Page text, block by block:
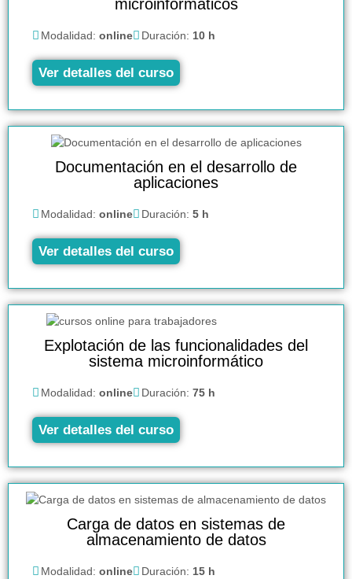
microinformáticos
Modalidad: online Duración: 10 h
Ver detalles del curso
Documentación en el desarrollo de
aplicaciones
Modalidad: online Duración: 5 h
Ver detalles del curso
Explotación de las funcionalidades del
sistema microinformático
Modalidad: online Duración: 75 h
Ver detalles del curso
Carga de datos en sistemas de
almacenamiento de datos
Modalidad: online Duración: 15 h